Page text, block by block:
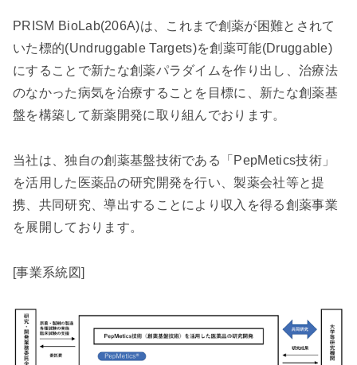
PRISM BioLab(206A)は、これまで創薬が困難とされて
いた標的(Undruggable Targets)を創薬可能(Druggable)
にすることで新たな創薬パラダイムを作り出し、治療法
のなかった病気を治療することを目標に、新たな創薬基
盤を構築して新薬開発に取り組んでおります。
当社は、独自の創薬基盤技術である「PepMetics技術」
を活用した医薬品の研究開発を行い、製薬会社等と提
携、共同研究、導出することにより収入を得る創薬事業
を展開しております。
[事業系統図]